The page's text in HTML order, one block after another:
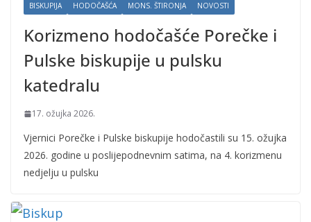
BISKUPIJA HODOČAŠĆA MONS. ŠTIRONJA NOVOSTI
Korizmeno hodočašće Porečke i
Pulske biskupije u pulsku
katedralu
17. ožujka 2026.
Vjernici Porečke i Pulske biskupije hodočastili su 15. ožujka
2026. godine u poslijepodnevnim satima, na 4. korizmenu
nedjelju u pulsku